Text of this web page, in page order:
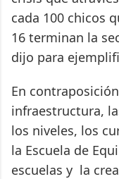
cada 100 chicos
16 terminan la
dijo para
En
infraestructura,
los niveles, los
la Escuela de
escuelas y la